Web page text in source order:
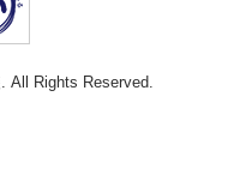
All Rights Reserved.